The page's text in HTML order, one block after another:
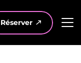
Réserver